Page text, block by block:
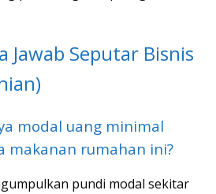
Jawab Seputar Bisnis
modal uang minimal
makanan rumahan ini?
pundi modal sekitar